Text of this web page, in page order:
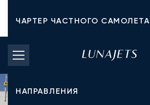
ЧАРТЕР ЧАСТНОГО САМОЛЕТА
СТОИМОСТЬ ЧАРТЕРА
ЧАСТНЫЕ САМОЛЕТЫ
НАПРАВЛЕНИЯ